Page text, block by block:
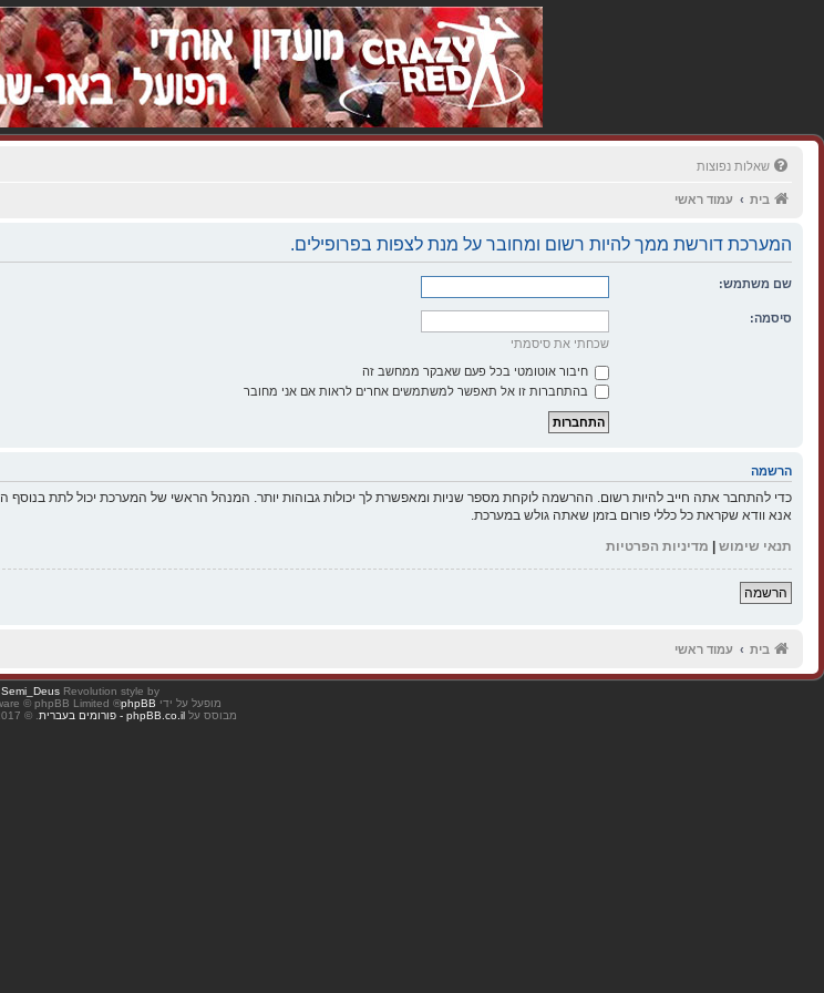
שאלות נפוצות
בית עמוד ראשי
המערכת דורשת ממך להיות רשום ומחובר על מנת לצפות בפרופילים.
שם משתמש:
סיסמה:
שכחתי את סיסמתי
חיבור אוטומטי בכל פעם שאבקר ממחשב זה
בהתחברות זו אל תאפשר למשתמשים אחרים לראות אם אני מחובר
הרשמה
כדי להתחבר אתה חייב להיות רשום. ההרשמה לוקחת מספר שניות ומאפשרת לך יכולות גבוהות יותר. המנהל הראשי של המערכת יכול לתת
אנא וודא שקראת כל כללי פורום בזמן שאתה גולש במערכת.
תנאי שימוש | מדיניות הפרטיות
הרשמה
בית עמוד ראשי
Revolution style by
Semi_Deus
מופעל על ידי phpBB
® Forum Software © phpBB Limited
מבוסס על phpBB.co.il - פורומים בעברית . © 2017 - phpBB.co.il.